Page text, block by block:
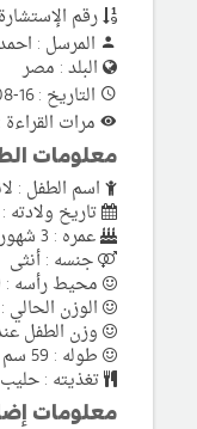
رقم الإستشارة :
المرسل :
البلد : مصر
التاريخ : 16-08-2011
مرات القراءة :
معلومات
اسم الطفل :
تاريخ ولادته :
عمره : 3 شهور ونصف
جنسه : أنثى
محيط رأسه : 39 سم
الوزن الحالي : 5.3 كغ
وزن الطفل
طوله : 59 سم
تغذيته : حليب
معلومات